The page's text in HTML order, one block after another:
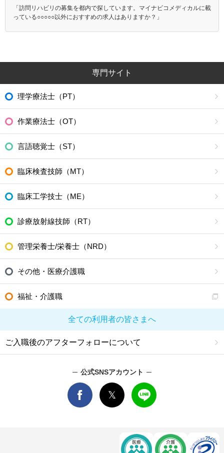
「訪問リハビリの募集を都内で探しています。マイナビコメディカルに載
っている○○○○○以外におすすめの求人はありますか？」
専門サイト
理学療法士（PT）
作業療法士（OT）
言語聴覚士（ST）
臨床検査技師（MT）
臨床工学技士（ME）
診療放射線技師（RT）
管理栄養士/栄養士（NRD）
その他・医療介護職
福祉・介護職
全ての利用者の皆さまへ
ご入職後のアフターフォローについて
公式SNSアカウント